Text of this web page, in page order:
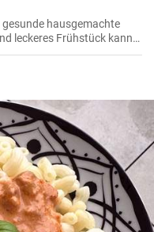
gesunde hausgemachte
leckeres Frühstück kann